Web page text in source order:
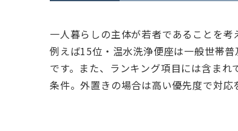
一人暮らしの主体が若者であることを考
例えば15位・温水洗浄便座は一般世帯
です。また、ランキング項目には含ま
条件。外置きの場合は高い優先度で対応